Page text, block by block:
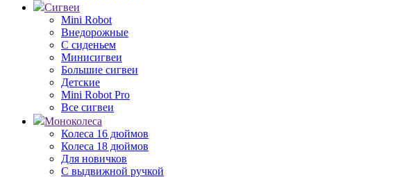
Сигвеи
Mini Robot
Внедорожные
С сиденьем
Минисигвеи
Большие сигвеи
Детские
Mini Robot Pro
Все сигвеи
Моноколеса
Колеса 16 дюймов
Колеса 18 дюймов
Для новичков
С выдвижной ручкой